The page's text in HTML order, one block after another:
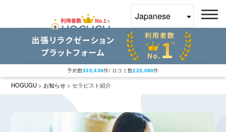
予約数335,439件/ ロコミ数225,090件
HOGUGU > お知らせ >セラピスト紹介